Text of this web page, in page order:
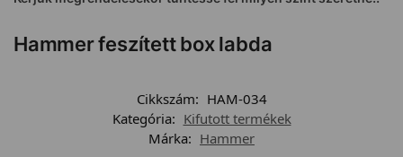
Hammer feszített box labda
Cikkszám: HAM-034
Kategória: Kifutott termékek
Márka: Hammer